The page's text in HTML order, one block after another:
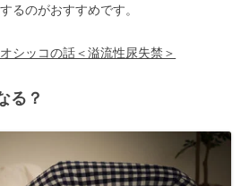
るのがおすすめです。
シッコの話＜溢流性尿失禁＞
る？